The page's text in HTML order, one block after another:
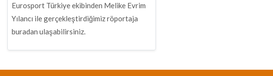
Eurosport Türkiye ekibinden Melike Evrim
Yılancı ile gerçekleştirdiğimiz röportaja
buradan ulaşabilirsiniz.